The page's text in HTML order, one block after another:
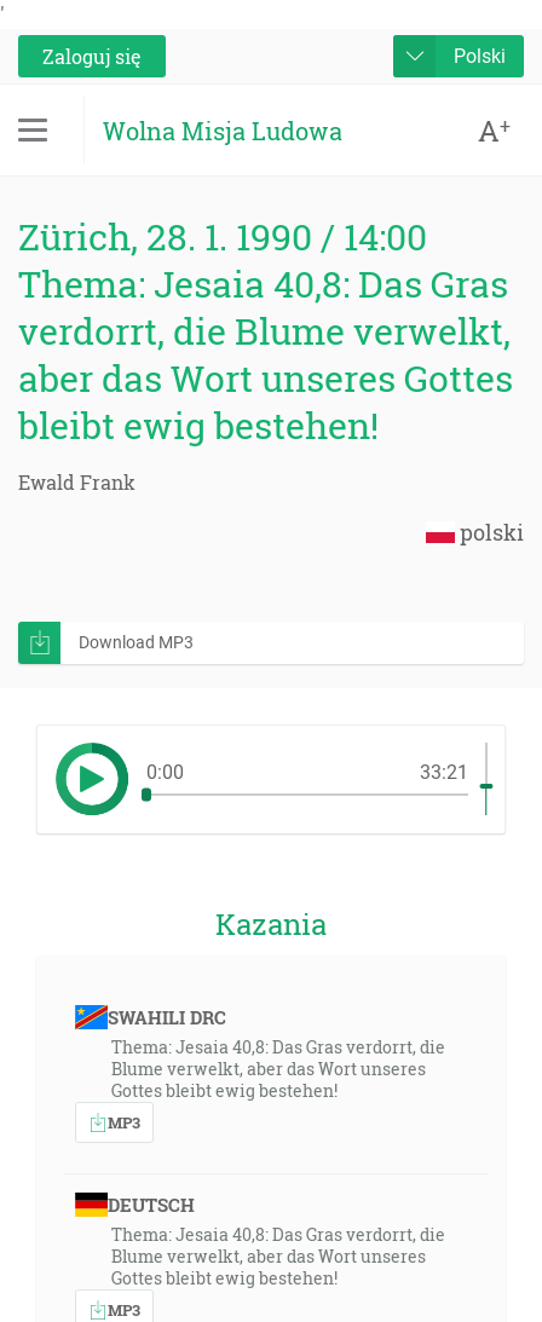
'
Zaloguj się
Polski
Wolna Misja Ludowa A+
Zürich, 28. 1. 1990 / 14:00
Thema: Jesaia 40,8: Das Gras
verdorrt, die Blume verwelkt,
aber das Wort unseres Gottes
bleibt ewig bestehen!
Ewald Frank
polski
Download MP3
0:00 33:21
Kazania
SWAHILI DRC
Thema: Jesaia 40,8: Das Gras verdorrt, die
Blume verwelkt, aber das Wort unseres
Gottes bleibt ewig bestehen!
MP3
DEUTSCH
Thema: Jesaia 40,8: Das Gras verdorrt, die
Blume verwelkt, aber das Wort unseres
Gottes bleibt ewig bestehen!
MP3